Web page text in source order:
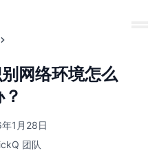
网络环境怎么
？
1月28日
团队